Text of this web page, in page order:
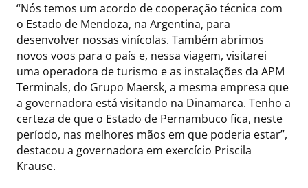
“Nós temos um acordo de cooperação técnica com
o Estado de Mendoza, na Argentina, para
desenvolver nossas vinícolas. Também abrimos
novos voos para o país e, nessa viagem, visitarei
uma operadora de turismo e as instalações da APM
Terminals, do Grupo Maersk, a mesma empresa que
a governadora está visitando na Dinamarca. Tenho a
certeza de que o Estado de Pernambuco fica, neste
período, nas melhores mãos em que poderia estar”,
destacou a governadora em exercício Priscila
Krause.